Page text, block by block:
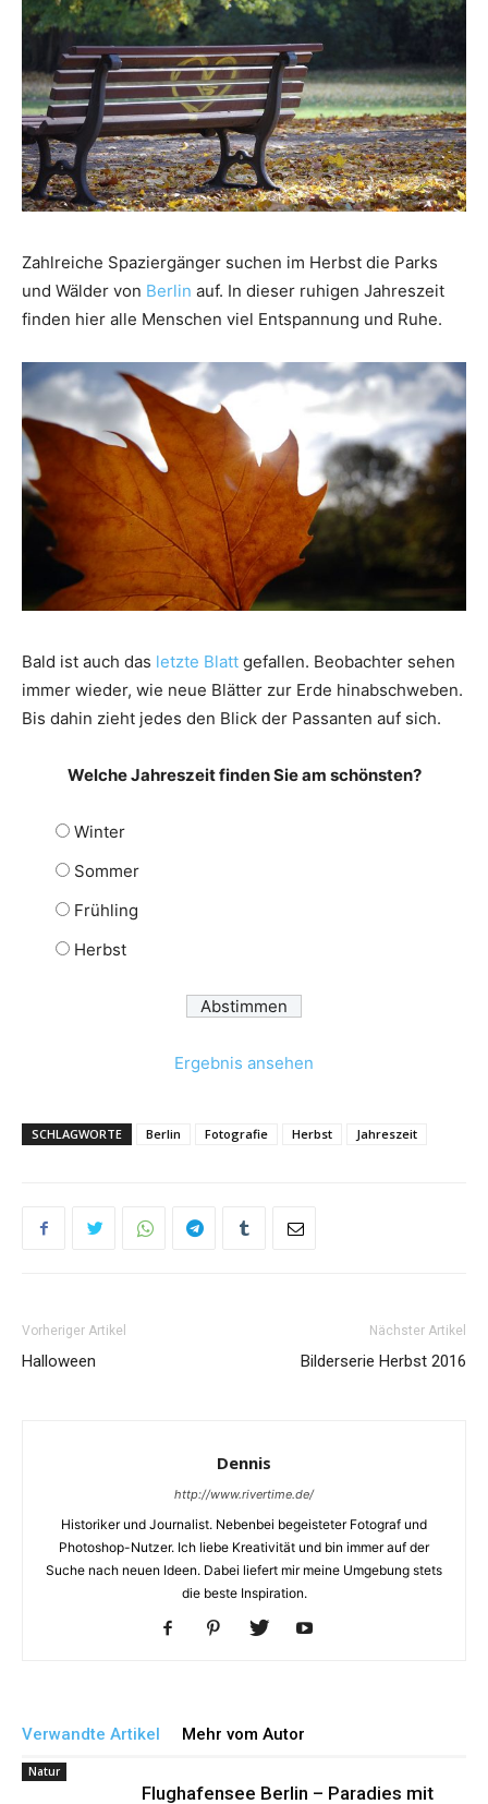
Zahlreiche Spaziergänger suchen im Herbst die Parks
und Wälder von Berlin auf. In dieser ruhigen Jahreszeit
finden hier alle Menschen viel Entspannung und Ruhe.
Bald ist auch das letzte Blatt gefallen. Beobachter sehen
immer wieder, wie neue Blätter zur Erde hinabschweben.
Bis dahin zieht jedes den Blick der Passanten auf sich.
Welche Jahreszeit finden Sie am schönsten?
Winter
Sommer
Frühling
Herbst
Ergebnis ansehen
SCHLAGWORTE Berlin Fotografie Herbst Jahreszeit
Vorheriger Artikel
Halloween
Nächster Artikel
Bilderserie Herbst 2016
Dennis
http://www.rivertime.de/
Historiker und Journalist. Nebenbei begeisteter Fotograf und
Photoshop-Nutzer. Ich liebe Kreativität und bin immer auf der
Suche nach neuen Ideen. Dabei liefert mir meine Umgebung stets
die beste Inspiration.
Verwandte Artikel Mehr vom Autor
Natur
Flughafensee Berlin – Paradies mit